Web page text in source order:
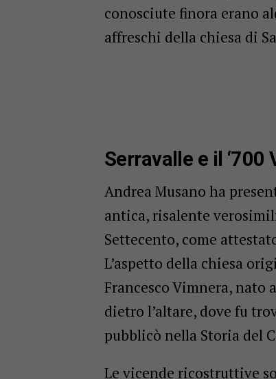
conosciute finora erano
affreschi della chiesa di
Serravalle e il
Andrea Musano ha
antica, risalente
Settecento, come
L’aspetto della chiesa
Francesco Vimnera, nato
dietro l’altare, dove fu
pubblicò nella Storia del
Le vicende ricostruttive